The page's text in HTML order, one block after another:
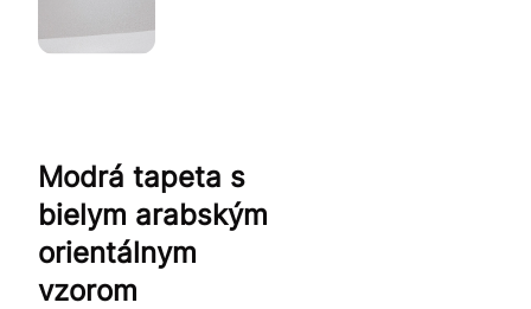
Modrá tapeta s
bielym arabským
orientálnym
vzorom